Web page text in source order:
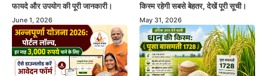
फायदे और उपयोग की पूरी जानकारी।
June 1, 2026
किस्म रहेगी सबसे बेहतर, देखें पूरी सूची।
May 31, 2026